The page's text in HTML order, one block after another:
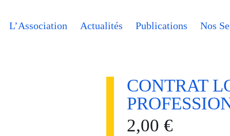
L’Association Actualités Publications Nos
CONTRAT
2,00€